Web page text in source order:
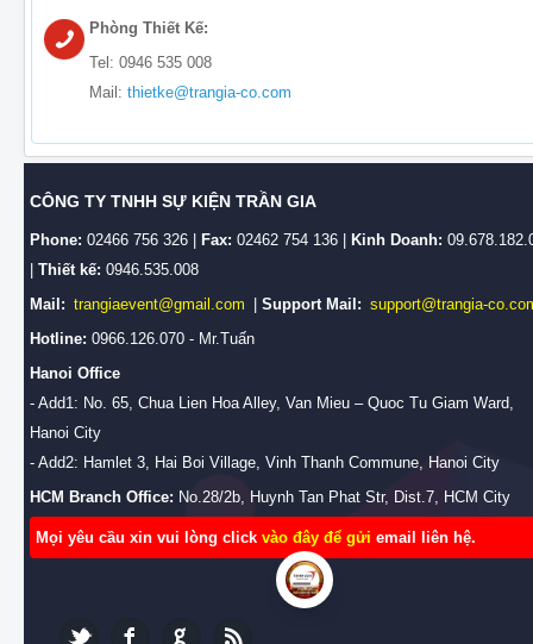
Phòng Thiết Kế:
Tel: 0946 535 008
Mail: thietke@trangia-co.com
CÔNG TY TNHH SỰ KIỆN TRẦN GIA
Phone: 02466 756 326 | Fax: 02462 754 136 | Kinh Doanh:
Thiết kế: 0946.535.008
Mail: trangiaevent@gmail.com Support Mail: support@trangia-
Hotline: 0966.126.070 - Mr.Tuấn
Hanoi Office
- Add1: No. 65, Chua Lien Hoa Alley, Van Mieu – Quoc Tu Giam Ward,
Hanoi City
- Add2: Hamlet 3, Hai Boi Village, Vinh Thanh Commune, Hanoi City
HCM Branch Office: No.28/2b, Huynh Tan Phat Str, Dist.7, HCM City
Mọi yêu cầu xin vui lòng click vào đây để gửi email liên hệ.